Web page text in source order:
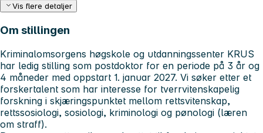
Vis flere detaljer
Om stillingen
Kriminalomsorgens høgskole og utdanningssenter KRUS
har ledig stilling som postdoktor for en periode på 3 år og
4 måneder med oppstart 1. januar 2027. Vi søker etter et
forskertalent som har interesse for tverrvitenskapelig
forskning i skjæringspunktet mellom rettsvitenskap,
rettssosiologi, sosiologi, kriminologi og pønologi (læren
om straff).